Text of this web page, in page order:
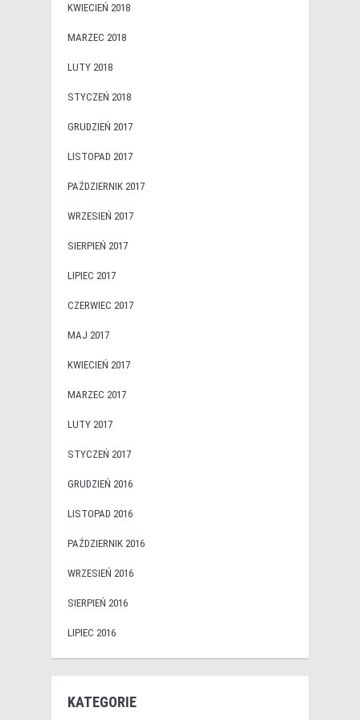
KWIECIEŃ 2018
MARZEC 2018
LUTY 2018
STYCZEŃ 2018
GRUDZIEŃ 2017
LISTOPAD 2017
PAŹDZIERNIK 2017
WRZESIEŃ 2017
SIERPIEŃ 2017
LIPIEC 2017
CZERWIEC 2017
MAJ 2017
KWIECIEŃ 2017
MARZEC 2017
LUTY 2017
STYCZEŃ 2017
GRUDZIEŃ 2016
LISTOPAD 2016
PAŹDZIERNIK 2016
WRZESIEŃ 2016
SIERPIEŃ 2016
LIPIEC 2016
KATEGORIE